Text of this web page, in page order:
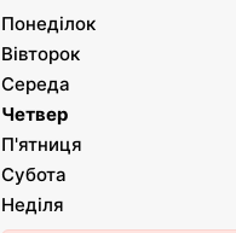
Понеділок
Вівторок
Середа
Четвер
П'ятниця
Субота
Неділя